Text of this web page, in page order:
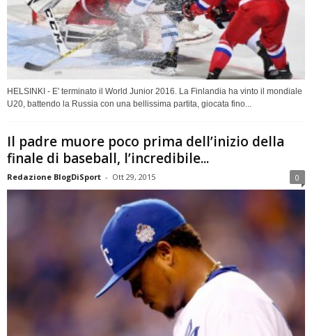
HELSINKI - E' terminato il World Junior 2016. La Finlandia ha vinto il mondiale
U20, battendo la Russia con una bellissima partita, giocata fino...
Il padre muore poco prima dell’inizio della
finale di baseball, l’incredibile...
Redazione BlogDiSport - Ott 29, 2015 0